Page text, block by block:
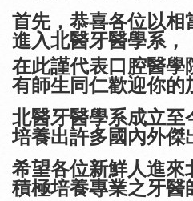
首先，恭喜各位以相
進入北醫牙醫學系，
在此謹代表口腔醫學
有師生同仁歡迎你的
北醫牙醫學系成立至
培養出許多國內外傑
希望各位新鮮人進來
積極培養專業之牙醫